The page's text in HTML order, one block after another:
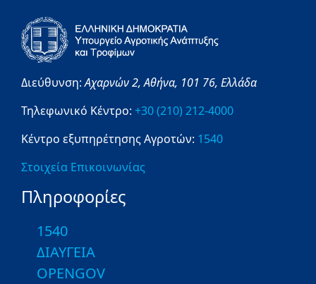
Διεύθυνση:Αχαρνών 2,Αθήνα, 101 76, Ελλάδα
Τηλεφωνικό Κέντρο: +30 (210) 212-4000
Κέντρο εξυπηρέτησης Αγροτών: 1540
Στοιχεία Επικοινωνίας
Πληροφορίες
1540
ΔΙΑΥΓΕΙΑ
OPENGOV